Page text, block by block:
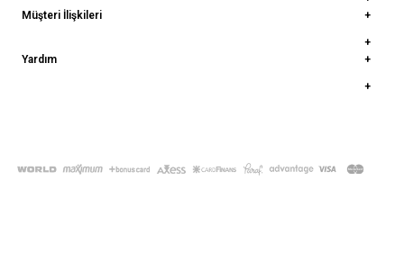
Müşteri İlişkileri
Yardım